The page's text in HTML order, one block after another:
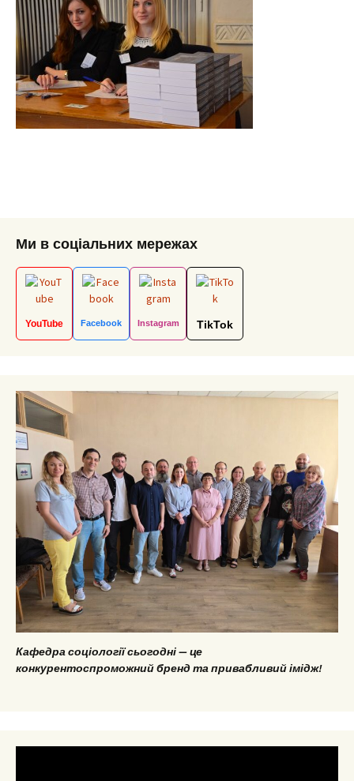
Ми в соціальних мережах
YouTube Facebook Instagram TikTok
Кафедра соціології сьогодні — це
конкурентоспроможний бренд та привабливий імідж!